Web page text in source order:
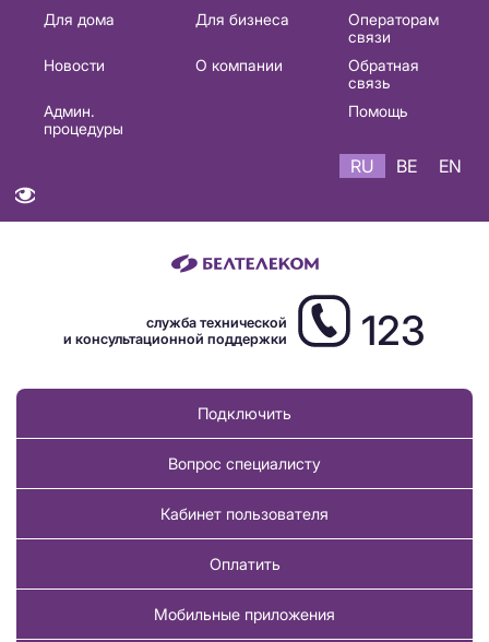
Основная
навигация
Для дома Для бизнеса
Операторам
связи
Новости
О компании
Обратная
связь
Админ.
процедуры
Помощь
RU BE EN
служба технической
и консультационной поддержки
123
Подключить
Вопрос специалисту
Кабинет пользователя
Оплатить
Мобильные приложения